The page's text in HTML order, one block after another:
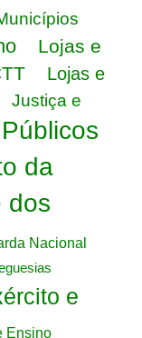
Lojas e
Lojas e
Justiça e
da
dos
Nacional
e
Ensino